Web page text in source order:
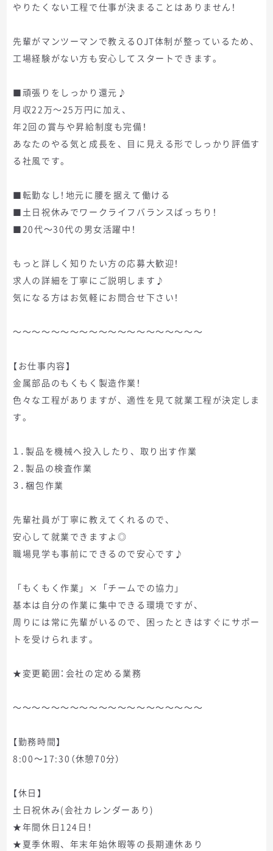
やりたくない工程で仕事が決まることはありません！
先輩がマンツーマンで教えるOJT体制が整っているため、
工場経験がない方も安心してスタートできます。
■頑張りをしっかり還元♪
月収22万〜25万円に加え、
年2回の賞与や昇給制度も完備！
あなたのやる気と成長を、目に見える形でしっかり評価す
る社風です。
■転勤なし！地元に腰を据えて働ける
■土日祝休みでワークライフバランスばっちり！
■20代～30代の男女活躍中！
もっと詳しく知りたい方の応募大歓迎！
求人の詳細を丁寧にご説明します♪
気になる方はお気軽にお問合せ下さい！
～～～～～～～～～～～～～～～～～～～～
【お仕事内容】
金属部品のもくもく製造作業！
色々な工程がありますが、適性を見て就業工程が決定しま
す。
１．製品を機械へ投入したり、取り出す作業
２．製品の検査作業
３．梱包作業
先輩社員が丁寧に教えてくれるので、
安心して就業できますよ◎
職場見学も事前にできるので安心です♪
「もくもく作業」×「チームでの協力」
基本は自分の作業に集中できる環境ですが、
周りには常に先輩がいるので、困ったときはすぐにサポー
トを受けられます。
★変更範囲：会社の定める業務
～～～～～～～～～～～～～～～～～～～～
【勤務時間】
8:00～17:30（休憩70分）
【休日】
土日祝休み(会社カレンダーあり)
★年間休日124日！
★夏季休暇、年末年始休暇等の長期連休あり